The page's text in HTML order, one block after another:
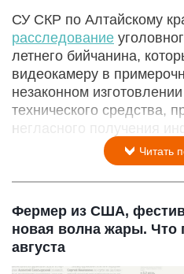
СУ СКР по Алтайскому
расследование
летнего бийчанина,
видеокамеру в
незаконном
технического средства,
негласного получения
Читать
Фермер из США,
новая волна жары. Что
августа